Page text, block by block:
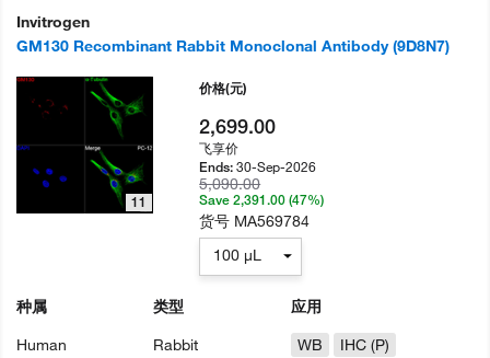
Invitrogen
GM130 Recombinant Rabbit Monoclonal Antibody (9D8N7)
11
种属
Human
类型
Rabbit
应用
WB
IHC (P)
价格(元)
2,699.00
飞享价
Ends:30-Sep-2026
5,090.00
Save 2,391.00 (47%)
货号 MA569784
100 µL